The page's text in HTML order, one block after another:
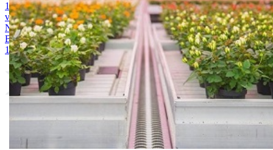
1. MAGNEZIJUM SULFAT 25kg 2. AMONIUM SULFAT /
vodotopivi 25kg 3. KALIJUM SULFAT 25kg 4. KALCIJUM
NITRAT 25kg 5. ARDENDO 6. BIG BEEF 7. Acoustic 1l 8.
Bely acid 15-10-25 + 2MgO+ Me 25kg
9. BUCHAREST 2500S
10. CINKOSAN